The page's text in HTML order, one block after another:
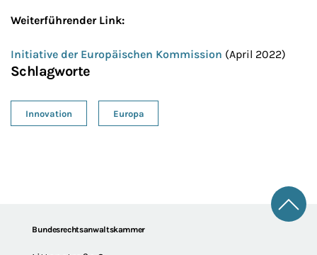
Weiterführender Link:
Initiative der Europäischen Kommission (April 2022)
Schlagworte
Innovation Europa
FooterBundesrechtsanwaltskammer